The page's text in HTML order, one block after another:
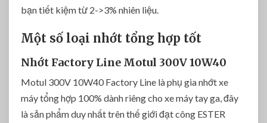
bạn tiết kiệm từ 2->3% nhiên liệu.
Một số loại nhớt tổng hợp tốt
Nhớt Factory Line Motul 300V 10W40
Motul 300V 10W40 Factory Line là phụ gia nhớt xe
máy tổng hợp 100% dành riêng cho xe máy tay ga, đây
là sản phẩm duy nhất trên thế giới đạt công ESTER